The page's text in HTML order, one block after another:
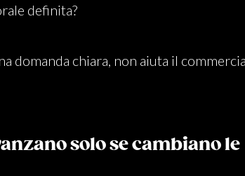
definita?
domanda chiara, non aiuta il
solo se cambiano le